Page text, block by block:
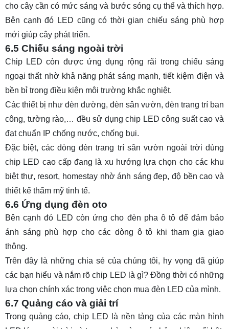
cho cây cần có mức sáng và bước sóng cụ thể và thích hợp.
Bên cạnh đó LED cũng có thời gian chiếu sáng phù hợp
mới giúp cây phát triển.
6.5 Chiếu sáng ngoài trời
Chip LED còn được ứng dụng rộng rãi trong chiếu sáng
ngoại thất nhờ khả năng phát sáng mạnh, tiết kiệm điện và
bền bỉ trong điều kiện môi trường khắc nghiệt.
Các thiết bị như đèn đường, đèn sân vườn, đèn trang trí ban
công, tường rào,… đều sử dụng chip LED công suất cao và
đạt chuẩn IP chống nước, chống bụi.
Đặc biệt, các dòngđèn trang trí sân vườn ngoài trời dùng
chip LED cao cấp đang là xu hướng lựa chọn cho các khu
biệt thự, resort, homestay nhờ ánh sáng đẹp, độ bền cao và
thiết kế thẩm mỹ tinh tế.
6.6 Ứng dụng đèn oto
Bên cạnh đó LED còn ứng cho đèn pha ô tô để đảm bảo
ánh sáng phù hợp cho các dòng ô tô khi tham gia giao
thông.
Trên đây là những chia sẻ của chúng tôi, hy vọng đã giúp
các bạn hiểu và nắm rõchip LED là gì? Đồng thời có những
lựa chọn chính xác trong việc chọn mua đèn LED của mình.
6.7 Quảng cáo và giải trí
Trong quảng cáo, chip LED là nền tảng của các màn hình